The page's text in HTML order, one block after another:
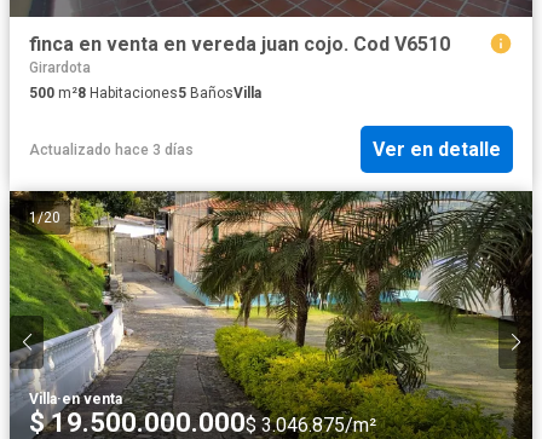
finca en venta en vereda juan cojo. Cod V6510
Girardota
500 m²8 Habitaciones5 BañosVilla
Actualizado hace 3 días Ver en detalle
1/20
Villa·en venta
$ 19.500.000.000$ 3.046.875/m²